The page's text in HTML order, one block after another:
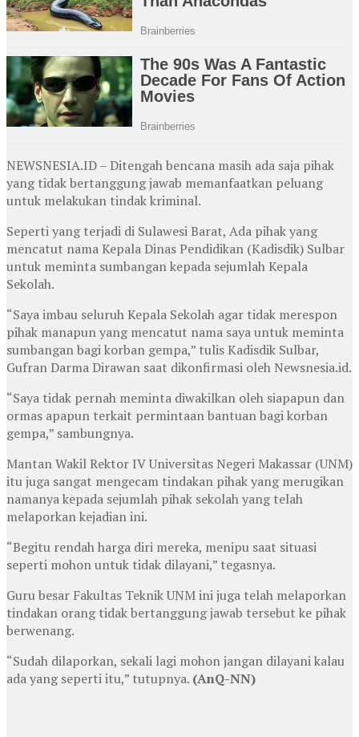
NEWSNESIA.ID – Ditengah bencana masih ada saja pihak
yang tidak bertanggung jawab memanfaatkan peluang
untuk melakukan tindak kriminal.
Seperti yang terjadi di Sulawesi Barat, Ada pihak yang
mencatut nama Kepala Dinas Pendidikan (Kadisdik) Sulbar
untuk meminta sumbangan kepada sejumlah Kepala
Sekolah.
“Saya imbau seluruh Kepala Sekolah agar tidak merespon
pihak manapun yang mencatut nama saya untuk meminta
sumbangan bagi korban gempa,” tulis Kadisdik Sulbar,
Gufran Darma Dirawan saat dikonfirmasi oleh Newsnesia.id.
“Saya tidak pernah meminta diwakilkan oleh siapapun dan
ormas apapun terkait permintaan bantuan bagi korban
gempa,” sambungnya.
Mantan Wakil Rektor IV Universitas Negeri Makassar (UNM)
itu juga sangat mengecam tindakan pihak yang merugikan
namanya kepada sejumlah pihak sekolah yang telah
melaporkan kejadian ini.
“Begitu rendah harga diri mereka, menipu saat situasi
seperti mohon untuk tidak dilayani,” tegasnya.
Guru besar Fakultas Teknik UNM ini juga telah melaporkan
tindakan orang tidak bertanggung jawab tersebut ke pihak
berwenang.
“Sudah dilaporkan, sekali lagi mohon jangan dilayani kalau
ada yang seperti itu,” tutupnya. (AnQ-NN)